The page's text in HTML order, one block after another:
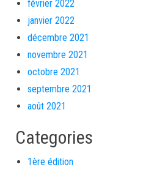
février 2022
janvier 2022
décembre 2021
novembre 2021
octobre 2021
septembre 2021
août 2021
Categories
1ère édition